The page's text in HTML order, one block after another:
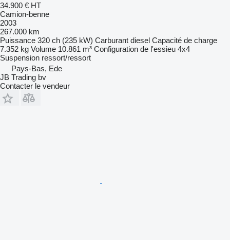
34.900 € HT
Camion-benne
2003
267.000 km
Puissance 320 ch (235 kW) Carburant diesel Capacité de charge
7.352 kg Volume 10.861 m³ Configuration de l'essieu 4x4
Suspension ressort/ressort
Pays-Bas, Ede
JB Trading bv
Contacter le vendeur